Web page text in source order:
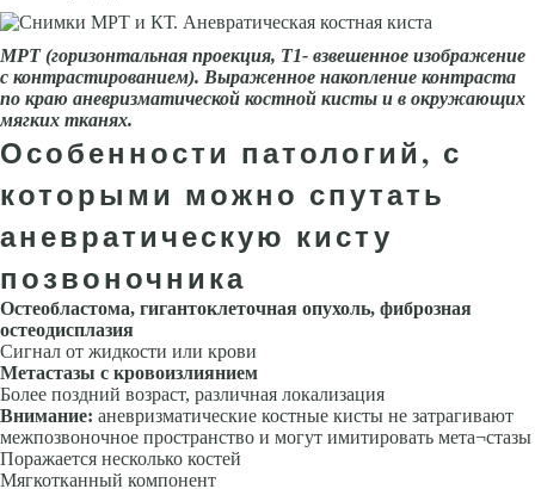
МРТ (горизонтальная проекция, Т1- взвешенное изображение
с контрастированием). Выраженное накопление контраста
по краю аневризматической костной кисты и в окружающих
мягких тканях.
Особенности патологий, с
которыми можно спутать
аневратическую кисту
позвоночника
Остеобластома, гигантоклеточная опухоль, фиброзная
остеодисплазия
Сигнал от жидкости или крови
Метастазы с кровоизлиянием
Более поздний возраст, различная локализация
Внимание: аневризматические костные кисты не затрагивают
межпозвоночное пространство и могут имитировать мета¬стазы
Поражается несколько костей
Мягкотканный компонент